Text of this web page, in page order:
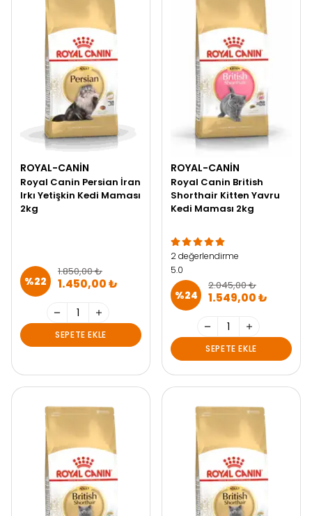
ROYAL-CANIN
Royal Canin Persian İran
Irkı Yetişkin Kedi Maması
2kg
%22
1.850,00 ₺
1.450,00 ₺
SEPETE EKLE
ROYAL-CANIN
Royal Canin British
Shorthair Kitten Yavru
Kedi Maması 2kg
2 değerlendirme
5.0
%24
2.045,00 ₺
1.549,00 ₺
SEPETE EKLE